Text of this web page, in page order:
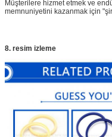
Müşterilere hizmet etmek ve
memnuniyetini kazanmak için
8. resim izleme